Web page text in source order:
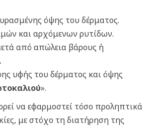
όψης του δέρματος.
και αρχόμενων ρυτίδων.
από απώλεια βάρους ή
υφής του δέρματος και όψης
».
να εφαρμοστεί τόσο προληπτικά
με στόχο τη διατήρηση της